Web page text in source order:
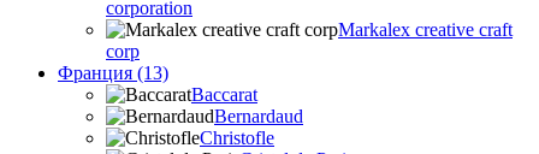
corporation
Markalex creative craft
corp
Франция (13)
Baccarat
Bernardaud
Christofle